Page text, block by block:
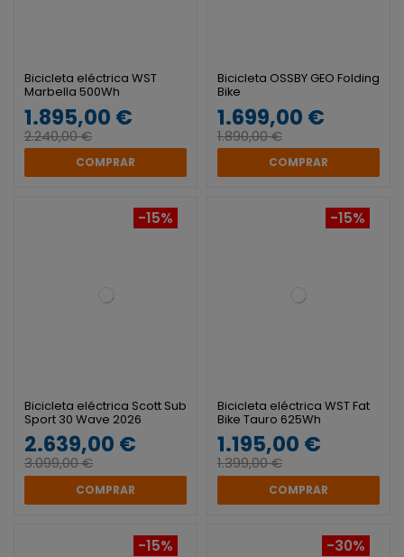
Bicicleta eléctrica WST
Marbella 500Wh
1.895,00 €
2.240,00 €
COMPRAR
Bicicleta OSSBY GEO Folding
Bike
1.699,00 €
1.890,00 €
COMPRAR
-15%
Bicicleta eléctrica Scott Sub
Sport 30 Wave 2026
2.639,00 €
3.099,00 €
COMPRAR
-15%
Bicicleta eléctrica WST Fat
Bike Tauro 625Wh
1.195,00 €
1.399,00 €
COMPRAR
-15% -30%